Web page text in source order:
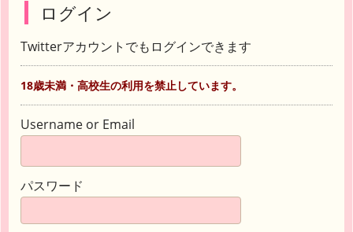
ログイン
Twitterアカウントでもログインできます
18歳未満・高校生の利用を禁止しています。
Username or Email
パスワード